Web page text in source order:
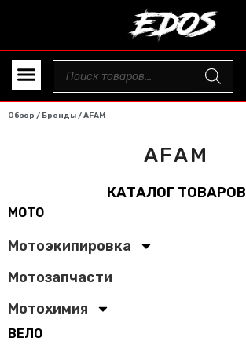
Обзор / Бренды / AFAM
AFAM
КАТАЛОГ ТОВАРОВ
МОТО
Мотоэкипировка
Мотозапчасти
Мотохимия
ВЕЛО